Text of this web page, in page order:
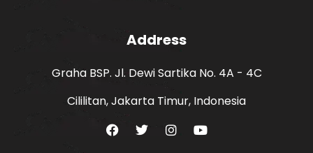
Address
Graha BSP. Jl. Dewi Sartika No. 4A - 4C
Cililitan, Jakarta Timur, Indonesia